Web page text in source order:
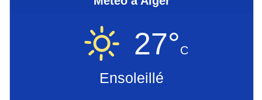
27°C
Ensoleillé